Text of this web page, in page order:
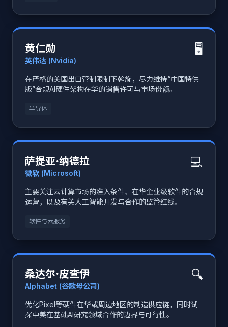
黄仁勋
英伟达 (Nvidia)
🖥
在严格的美国出口管制限制下斡旋，尽力维持“中国特供
版”合规AI硬件架构在华的销售许可与市场份额。
半导体
萨提亚·纳德拉
微软 (Microsoft)
💻
主要关注云计算市场的准入条件、在华企业级软件的合规
运营，以及有关人工智能开发与合作的监管红线。
软件与云服务
桑达尔·皮查伊
Alphabet (谷歌母公司)
🔍
优化Pixel等硬件在华或周边地区的制造供应链，同时试
探中美在基础AI研究领域合作的边界与可行性。